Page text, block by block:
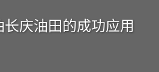
长庆油田的成功应用